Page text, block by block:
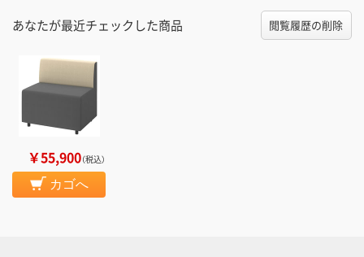
あなたが最近チェックした商品 閲覧履歴の削除
￥55,900（税込）
カゴへ